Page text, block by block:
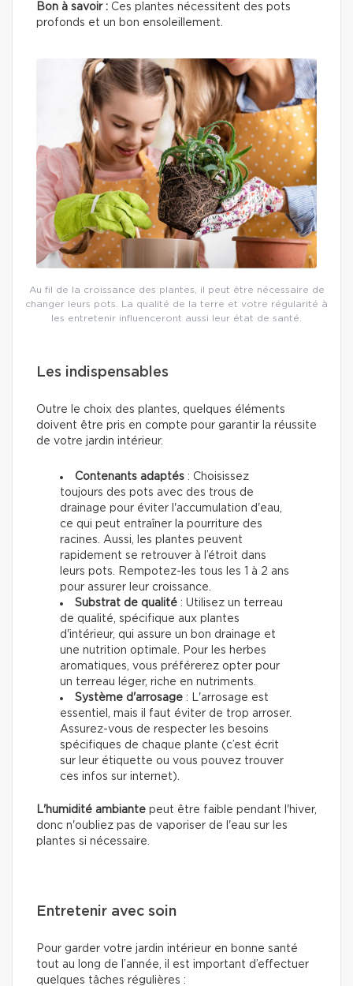
Bon à savoir : Ces plantes nécessitent des pots
profonds et un bon ensoleillement.
Au fil de la croissance des plantes, il peut être nécessaire de
changer leurs pots. La qualité de la terre et votre régularité à
les entretenir influenceront aussi leur état de santé.
Les indispensables
Outre le choix des plantes, quelques éléments
doivent être pris en compte pour garantir la réussite
de votre jardin intérieur.
Contenants adaptés : Choisissez
toujours des pots avec des trous de
drainage pour éviter l'accumulation d'eau,
ce qui peut entraîner la pourriture des
racines. Aussi, les plantes peuvent
rapidement se retrouver à l’étroit dans
leurs pots. Rempotez-les tous les 1 à 2 ans
pour assurer leur croissance.
Substrat de qualité : Utilisez un terreau
de qualité, spécifique aux plantes
d'intérieur, qui assure un bon drainage et
une nutrition optimale. Pour les herbes
aromatiques, vous préférerez opter pour
un terreau léger, riche en nutriments.
Système d'arrosage : L'arrosage est
essentiel, mais il faut éviter de trop arroser.
Assurez-vous de respecter les besoins
spécifiques de chaque plante (c’est écrit
sur leur étiquette ou vous pouvez trouver
ces infos sur internet).
L'humidité ambiante peut être faible pendant l'hiver,
donc n'oubliez pas de vaporiser de l'eau sur les
plantes si nécessaire.
Entretenir avec soin
Pour garder votre jardin intérieur en bonne santé
tout au long de l’année, il est important d’effectuer
quelques tâches régulières :